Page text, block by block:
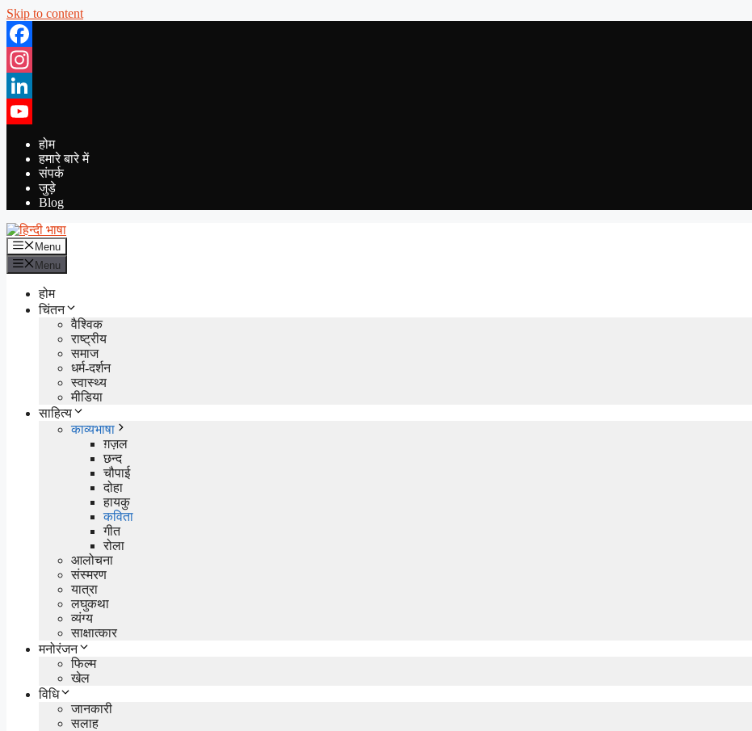
Skip to content
Facebook
Instagram
LinkedIn
YouTube
होम
हमारे बारे में
संपर्क
जुड़े
Blog
Menu
Menu
होम
चिंतन
वैश्विक
राष्ट्रीय
समाज
धर्म-दर्शन
स्वास्थ्य
मीडिया
साहित्य
काव्यभाषा
ग़ज़ल
छन्द
चौपाई
दोहा
हायकु
कविता
गीत
रोला
आलोचना
संस्मरण
यात्रा
लघुकथा
व्यंग्य
साक्षात्कार
मनोरंजन
फिल्म
खेल
विधि
जानकारी
सलाह